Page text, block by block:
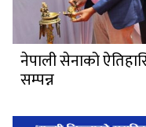
नेपाली सेनाको
सम्पन्न